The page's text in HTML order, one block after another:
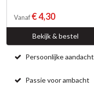
Vanaf € 4,30
Bekijk & bestel
Persoonlijke aandacht
Passie voor ambacht